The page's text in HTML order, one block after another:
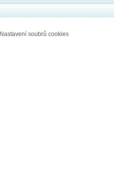
Nastavení soubrů cookies